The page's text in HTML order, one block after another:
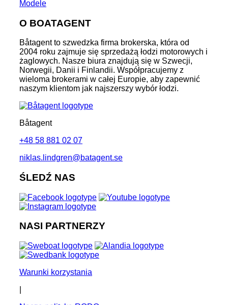
Modele
O BOATAGENT
Båtagent to szwedzka firma brokerska, która od
2004 roku zajmuje się sprzedażą łodzi motorowych i
żaglowych. Nasze biura znajdują się w Szwecji,
Norwegii, Danii i Finlandii. Współpracujemy z
wieloma brokerami w całej Europie, aby zapewnić
naszym klientom jak najszerszy wybór łodzi.
Båtagent
+48 58 881 02 07
niklas.lindgren@batagent.se
ŚLEDŹ NAS
NASI PARTNERZY
Warunki korzystania